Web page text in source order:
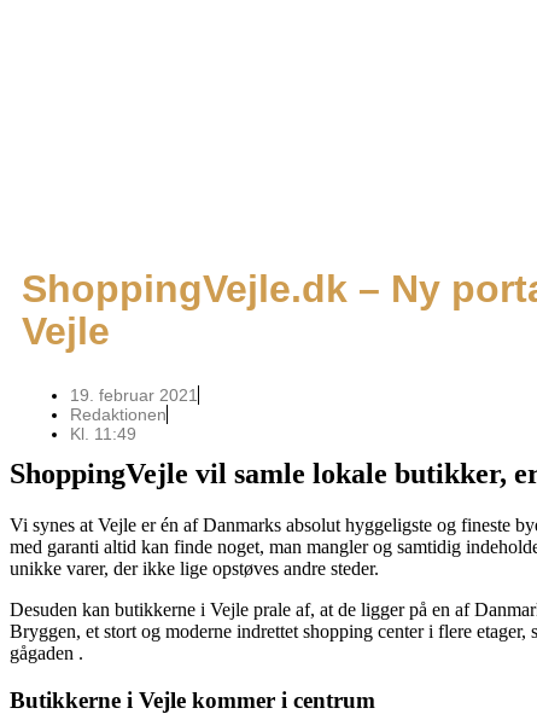
ShoppingVejle.dk – Ny
Vejle
19. februar 2021
Redaktionen
Kl.
11:49
ShoppingVejle vil samle lokale butikker,
Vi synes at Vejle er én af Danmarks absolut hyggeligste og fineste
med garanti altid kan finde noget, man mangler og samtidig
unikke varer, der ikke lige opstøves andre steder.
Desuden kan butikkerne i Vejle prale af, at de ligger på en af
Bryggen, et stort og moderne indrettet shopping center i flere
gågaden .
Butikkerne i Vejle kommer i centrum